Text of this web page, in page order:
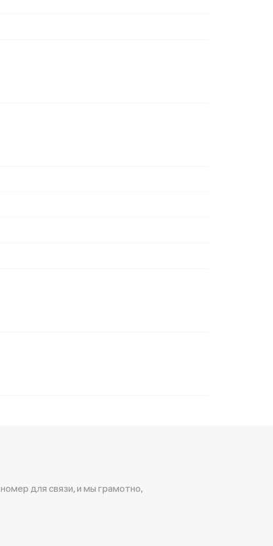
для связи, и мы грамотно,